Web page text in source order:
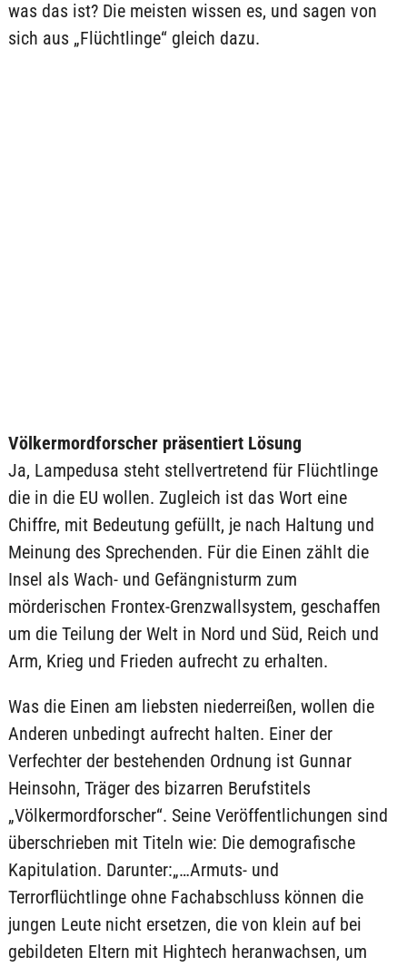
was das ist? Die meisten wissen es, und sagen von
sich aus „Flüchtlinge“ gleich dazu.
Völkermordforscher präsentiert Lösung
Ja, Lampedusa steht stellvertretend für Flüchtlinge
die in die EU wollen. Zugleich ist das Wort eine
Chiffre, mit Bedeutung gefüllt, je nach Haltung und
Meinung des Sprechenden. Für die Einen zählt die
Insel als Wach- und Gefängnisturm zum
mörderischen Frontex-Grenzwallsystem, geschaffen
um die Teilung der Welt in Nord und Süd, Reich und
Arm, Krieg und Frieden aufrecht zu erhalten.
Was die Einen am liebsten niederreißen, wollen die
Anderen unbedingt aufrecht halten. Einer der
Verfechter der bestehenden Ordnung ist Gunnar
Heinsohn, Träger des bizarren Berufstitels
„Völkermordforscher“. Seine Veröffentlichungen sind
überschrieben mit Titeln wie: Die demografische
Kapitulation. Darunter:„…Armuts- und
Terrorflüchtlinge ohne Fachabschluss können die
jungen Leute nicht ersetzen, die von klein auf bei
gebildeten Eltern mit Hightech heranwachsen, um